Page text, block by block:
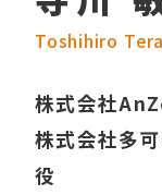
Toshihiro
株式会社
株式会社多
役